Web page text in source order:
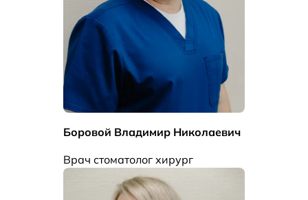
Боровой Владимир Николаевич
Врач стоматолог хирург